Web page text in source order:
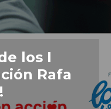
los I
Rafa